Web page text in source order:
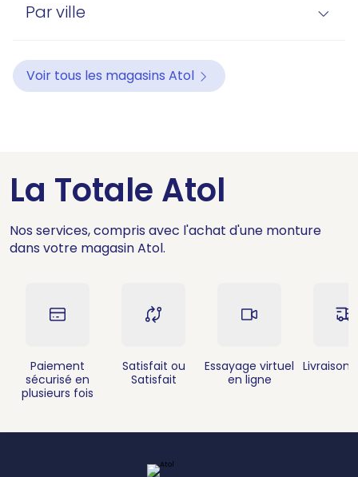
Par ville
Voir tous les magasins Atol
La Totale Atol
Nos services, compris avec l'achat d'une monture
dans votre magasin Atol.
Paiement
sécurisé en
plusieurs fois
Satisfait ou
Satisfait
Essayage virtuel
en ligne
Livraison